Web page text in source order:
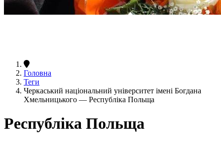
Головна
Теги
Черкаський національний університет імені Богдана
Хмельницького — Республіка Польща
Республіка Польща